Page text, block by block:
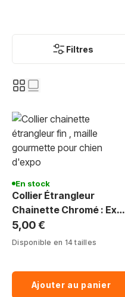
Filtres
En stock
Collier Étrangleur
Chainette Chromé : Expo
& Éducation Canine
5,00 €
Disponible en 14 tailles
Ajouter au panier